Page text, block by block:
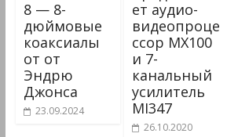
8 — 8-
дюймовые
коаксиалы
от от
Эндрю
Джонса
23.09.2024
ет аудио-
видеопроце
ссор MX100
и 7-
канальный
усилитель
MI347
26.10.2020